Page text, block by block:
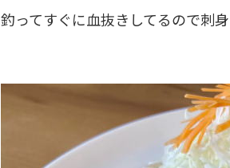
釣ってすぐに血抜きしてるので刺